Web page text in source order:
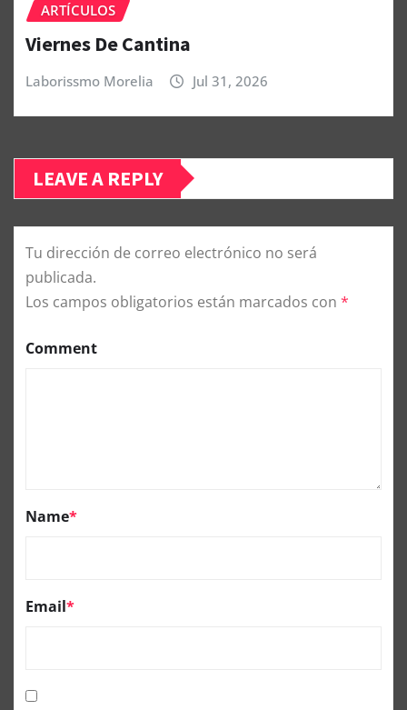
ARTÍCULOS
Viernes De Cantina
Laborissmo Morelia Jul 31, 2026
LEAVE A REPLY
Tu dirección de correo electrónico no será
publicada.
Los campos obligatorios están marcados con *
Comment
Name*
Email*